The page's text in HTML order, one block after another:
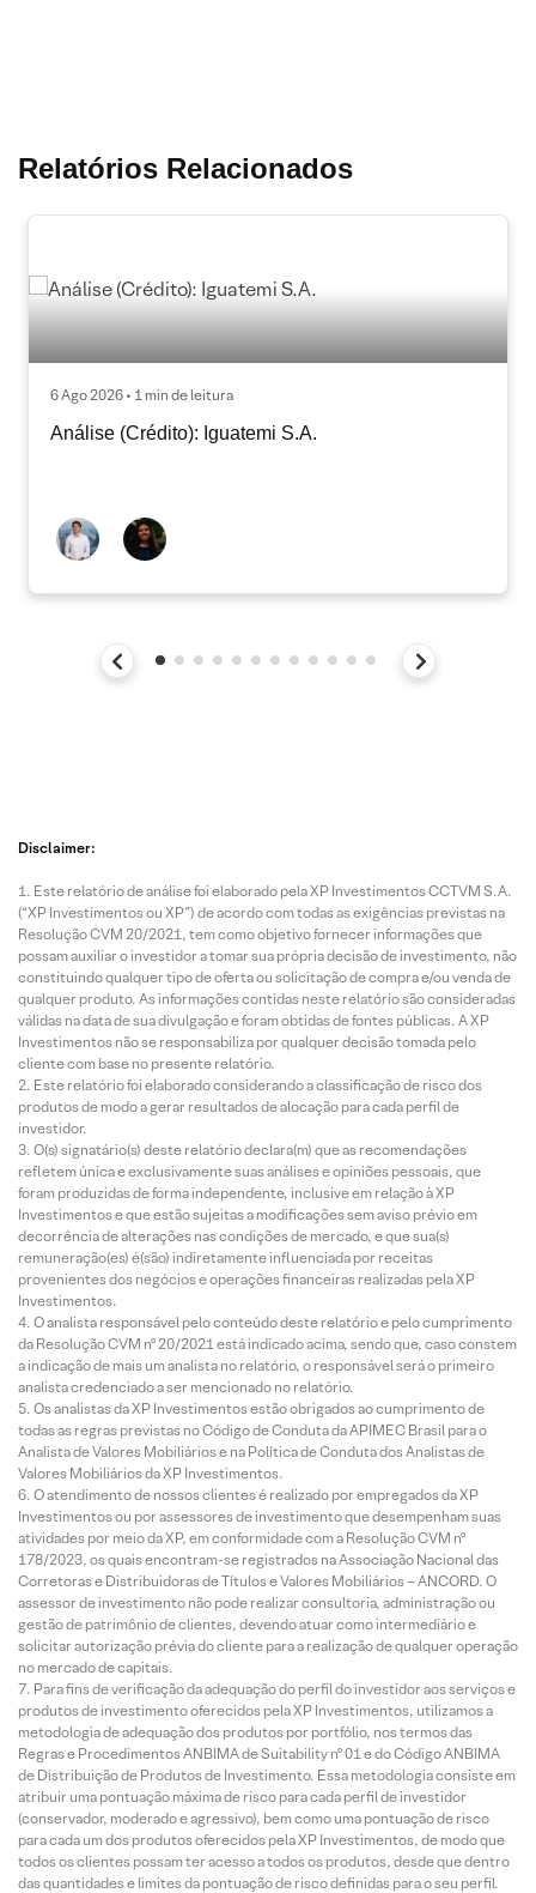
Relatórios Relacionados
6 Ago 2026 • 1 min de leitura
Análise (Crédito): Iguatemi S.A.
Disclaimer:
Este relatório de análise foi elaborado pela XP Investimentos CCTVM S.A.
(“XP Investimentos ou XP”) de acordo com todas as exigências previstas na
Resolução CVM 20/2021, tem como objetivo fornecer informações que
possam auxiliar o investidor a tomar sua própria decisão de investimento, não
constituindo qualquer tipo de oferta ou solicitação de compra e/ou venda de
qualquer produto. As informações contidas neste relatório são consideradas
válidas na data de sua divulgação e foram obtidas de fontes públicas. A XP
Investimentos não se responsabiliza por qualquer decisão tomada pelo
cliente com base no presente relatório.
Este relatório foi elaborado considerando a classificação de risco dos
produtos de modo a gerar resultados de alocação para cada perfil de
investidor.
O(s) signatário(s) deste relatório declara(m) que as recomendações
refletem única e exclusivamente suas análises e opiniões pessoais, que
foram produzidas de forma independente, inclusive em relação à XP
Investimentos e que estão sujeitas a modificações sem aviso prévio em
decorrência de alterações nas condições de mercado, e que sua(s)
remuneração(es) é(são) indiretamente influenciada por receitas
provenientes dos negócios e operações financeiras realizadas pela XP
Investimentos.
O analista responsável pelo conteúdo deste relatório e pelo cumprimento
da Resolução CVM nº 20/2021 está indicado acima, sendo que, caso constem
a indicação de mais um analista no relatório, o responsável será o primeiro
analista credenciado a ser mencionado no relatório.
Os analistas da XP Investimentos estão obrigados ao cumprimento de
todas as regras previstas no Código de Conduta da APIMEC Brasil para o
Analista de Valores Mobiliários e na Política de Conduta dos Analistas de
Valores Mobiliários da XP Investimentos.
O atendimento de nossos clientes é realizado por empregados da XP
Investimentos ou por assessores de investimento que desempenham suas
atividades por meio da XP, em conformidade com a Resolução CVM nº
178/2023, os quais encontram-se registrados na Associação Nacional das
Corretoras e Distribuidoras de Títulos e Valores Mobiliários – ANCORD. O
assessor de investimento não pode realizar consultoria, administração ou
gestão de patrimônio de clientes, devendo atuar como intermediário e
solicitar autorização prévia do cliente para a realização de qualquer operação
no mercado de capitais.
Para fins de verificação da adequação do perfil do investidor aos serviços e
produtos de investimento oferecidos pela XP Investimentos, utilizamos a
metodologia de adequação dos produtos por portfólio, nos termos das
Regras e Procedimentos ANBIMA de Suitability nº 01 e do Código ANBIMA
de Distribuição de Produtos de Investimento. Essa metodologia consiste em
atribuir uma pontuação máxima de risco para cada perfil de investidor
(conservador, moderado e agressivo), bem como uma pontuação de risco
para cada um dos produtos oferecidos pela XP Investimentos, de modo que
todos os clientes possam ter acesso a todos os produtos, desde que dentro
das quantidades e limites da pontuação de risco definidas para o seu perfil.